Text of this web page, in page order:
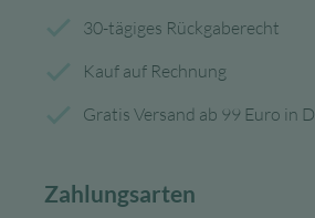
30-tägiges Rückgaberecht
Kauf auf Rechnung
Gratis Versand ab 99 Euro in D
Zahlungsarten